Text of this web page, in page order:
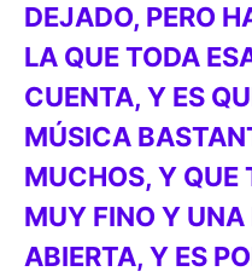
DEJADO, PERO
LA QUE TODA
CUENTA, Y ES
MÚSICA
MUCHOS, Y QUE
MUY FINO Y
ABIERTA, Y ES